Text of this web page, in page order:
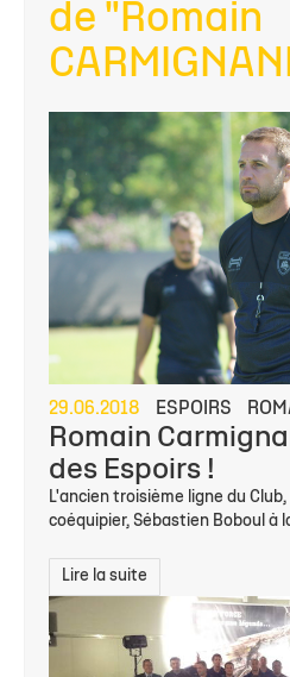
de "Romain
29.06.2018 ESPOIRS
Romain
des Espoirs !
L'ancien troisième ligne du
coéquipier, Sébastien Boboul à
Lire la suite